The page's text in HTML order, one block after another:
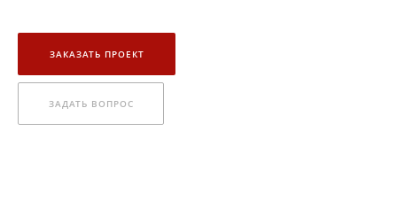
ЗАКАЗАТЬ ПРОЕКТ
ЗАДАТЬ ВОПРОС